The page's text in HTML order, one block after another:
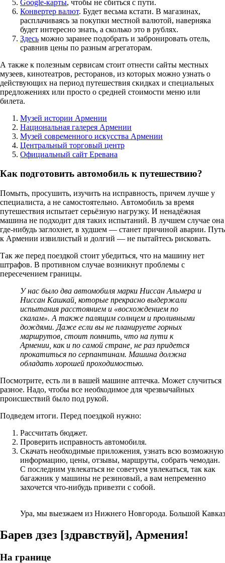
Google-карты, чтобы не сбиться с пути.
Конвертер валют. Будет весьма кстати. В магазинах,
расплачиваясь за покупки местной валютой, наверняка
будет интересно знать, а сколько это в рублях.
Здесь можно заранее подобрать и забронировать отель,
сравнив цены по разным агрегаторам.
А также к полезным сервисам стоит отнести сайты местных
музеев, кинотеатров, ресторанов, из которых можно узнать о
действующих на период путешествия скидках и специальных
предложениях или просто о средней стоимости меню или
билета.
Музей истории Армении
Национальная галерея Армении
Музей современного искусства Армении
Центральный торговый центр
Официальный сайт Еревана
Как подготовить автомобиль к путешествию?
Помыть, просушить, изучить на исправность, причем лучше у
специалиста, а не самостоятельно. Автомобиль за время
путешествия испытает серьёзную нагрузку. И ненадёжная
машина не подходит для таких испытаний. В лучшем случае она
где-нибудь заглохнет, в худшем — станет причиной аварии. Путь
к Армении извилистый и долгий — не пытайтесь рисковать.
Так же перед поездкой стоит убедиться, что на машину нет
штрафов. В противном случае возникнут проблемы с
пересечением границы.
У нас было два автомобиля марки Ниссан Альмера и
Ниссан Кашкай, которые прекрасно выдержали
испытания расстоянием и «восхождением по
скалам». А также палящим солнцем и проливными
дождями. Даже если вы не планируете горных
маршрутов, стоит помнить, что на пути к
Армении, как и по самой стране, не раз придется
прокатиться по серпантинам. Машина должна
обладать хорошей проходимостью.
Посмотрите, есть ли в вашей машине аптечка. Может случиться
разное. Надо, чтобы все необходимое для чрезвычайных
происшествий было под рукой.
Подведем итоги. Перед поездкой нужно:
Рассчитать бюджет.
Проверить исправность автомобиля.
Скачать необходимые приложения, узнать всю возможную
информацию, цены, отзывы, маршруты, собрать чемодан.
С последним увлекаться не советуем увлекаться, так как
багажник у машины не резиновый, а вам непременно
захочется что-нибудь привезти с собой.
Ура, мы выезжаем из Нижнего Новгорода. Большой
Барев дзез [здравствуй], Армения!
На границе